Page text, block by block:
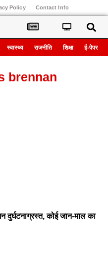
Policy Contact Info
स्वास्थ्य राजनीति शिक्षा ई-पेपर
brennan
दुर्घटनाग्रस्त, कोई जान-माल का